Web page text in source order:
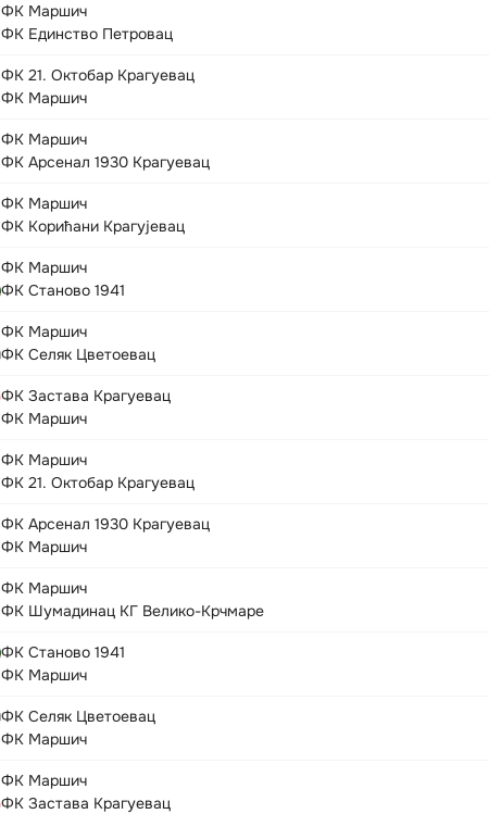
ФК Маршич
ФК Единство Петровац
ФК 21. Октобар Крагуевац
ФК Маршич
ФК Маршич
ФК Арсенал 1930 Крагуевац
ФК Маршич
ФК Корићани Крагујевац
ФК Маршич
ФК Станово 1941
ФК Маршич
ФК Селяк Цветоевац
ФК Застава Крагуевац
ФК Маршич
ФК Маршич
ФК 21. Октобар Крагуевац
ФК Арсенал 1930 Крагуевац
ФК Маршич
ФК Маршич
ФК Шумадинац КГ Велико-Крчмаре
ФК Станово 1941
ФК Маршич
ФК Селяк Цветоевац
ФК Маршич
ФК Маршич
ФК Застава Крагуевац